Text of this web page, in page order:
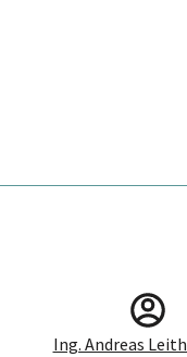
Ing. Andreas